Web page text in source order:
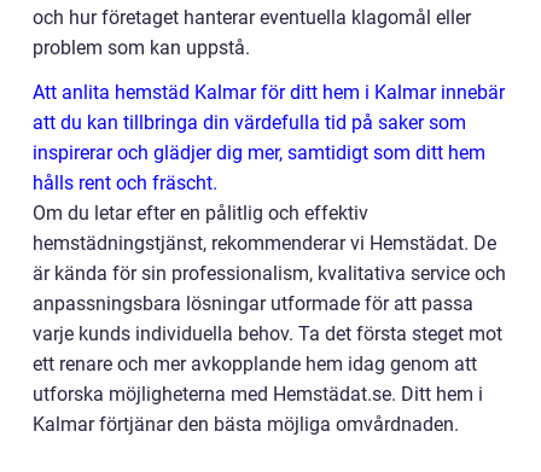
och hur företaget hanterar eventuella klagomål eller
problem som kan uppstå.
Att anlita hemstäd Kalmar för ditt hem i Kalmar innebär
att du kan tillbringa din värdefulla tid på saker som
inspirerar och glädjer dig mer, samtidigt som ditt hem
hålls rent och fräscht.
Om du letar efter en pålitlig och effektiv
hemstädningstjänst, rekommenderar vi Hemstädat. De
är kända för sin professionalism, kvalitativa service och
anpassningsbara lösningar utformade för att passa
varje kunds individuella behov. Ta det första steget mot
ett renare och mer avkopplande hem idag genom att
utforska möjligheterna med Hemstädat.se. Ditt hem i
Kalmar förtjänar den bästa möjliga omvårdnaden.